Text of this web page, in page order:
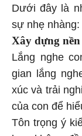
Dưới đây là
sự nhẹ nhàng:
Xây dựng
Lắng nghe
gian lắng
xúc và trải
của con để
Tôn trọng ý